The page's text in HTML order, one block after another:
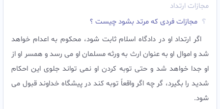
مجازات ارتداد
مجازات فردی که مرتد بشود چیست ؟
اگر ارتداد او در دادگاه اسلام ثابت شود، محكوم به اعدام خواهد
شد و اموال او به عنوان ارث به ورثه مسلمان او مى رسد و همسر او از
او جدا خواهد شد و حتى توبه كردن او نمى تواند جلوی اين احكام
شديد را بگيرد، گر چه اگر واقعاً توبه كند در پيشگاه خداوند قبول مى
شود.